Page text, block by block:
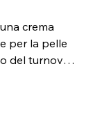
crema
per la pelle
del turnover
delle